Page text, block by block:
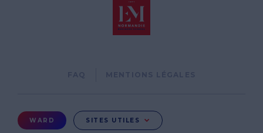
Menu
WARD SITES UTILES